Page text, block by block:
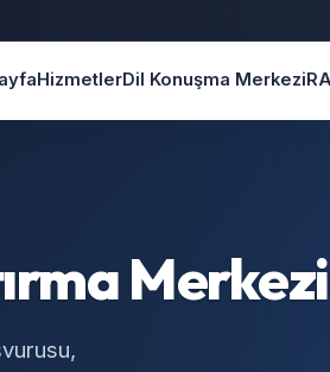
HizmetlerDil Konuşma Merkezi
Merkezi